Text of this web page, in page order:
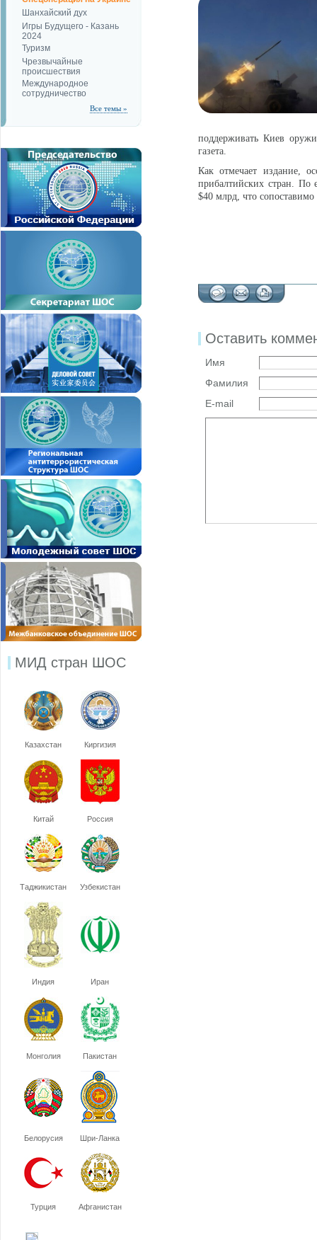
Шанхайский дух
Игры Будущего - Казань
2024
Туризм
Чрезвычайные
происшествия
Международное
сотрудничество
Все темы »
МИД стран ШОС
Казахстан Киргизия
Китай Россия
Таджикистан Узбекистан
Индия Иран
Монголия Пакистан
Белорусия Шри-Ланка
Турция Афганистан
поддерживать Киев
газета.
Как отмечает издание,
прибалтийских стран.
$40 млрд, что
Оставить
Имя
Фамилия
E-mail